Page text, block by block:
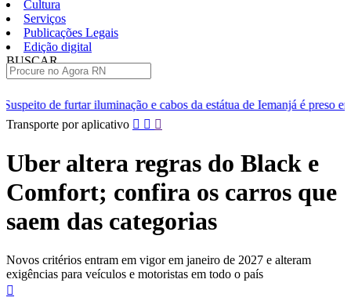
Cultura
Serviços
Publicações Legais
Edição digital
BUSCAR
e cabos da estátua de Iemanjá é preso em Natal
Homem
Pular
conteúdo
Transporte por aplicativo
Uber altera regras do Black e
Comfort; confira os carros que
saem das categorias
Novos critérios entram em vigor em janeiro de 2027 e alteram
exigências para veículos e motoristas em todo o país